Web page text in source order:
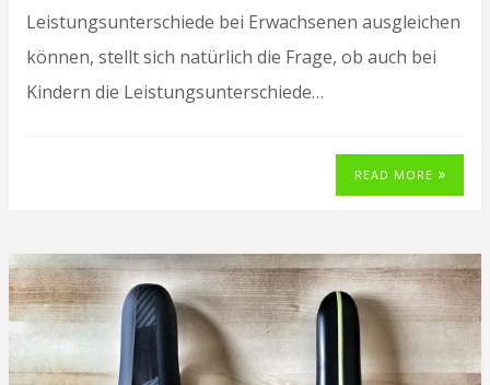
Leistungsunterschiede bei Erwachsenen ausgleichen
können, stellt sich natürlich die Frage, ob auch bei
Kindern die Leistungsunterschiede…
READ MORE